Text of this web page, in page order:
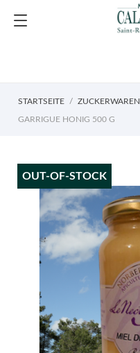
STARTSEITE ZUCKERWAREN
GARRIGUE HONIG 500 G
OUT-OF-STOCK